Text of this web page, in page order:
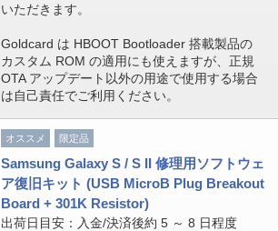
いただきます。
Goldcard は HBOOT Bootloader 搭載製品の
カスタム ROM の適用にも使えますが、正規
OTA アップデート以外の用途で使用する場合
は自己責任でご利用ください。
オススメ 限定品
Samsung Galaxy S / S II 修理用ソフトウェ
ア復旧キット (USB MicroB Plug Breakout
Board + 301K Resistor)
出荷日目安：入金/決済後約 5 ～ 8 日程度